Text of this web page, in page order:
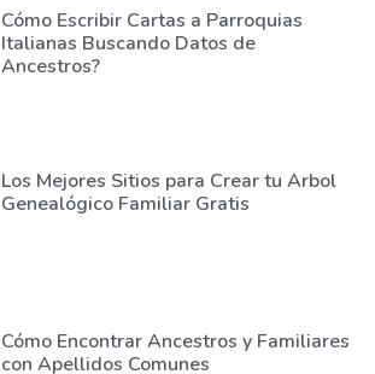
Cómo Escribir Cartas a Parroquias
Italianas Buscando Datos de
Ancestros?
Los Mejores Sitios para Crear tu Arbol
Genealógico Familiar Gratis
Cómo Encontrar Ancestros y Familiares
con Apellidos Comunes